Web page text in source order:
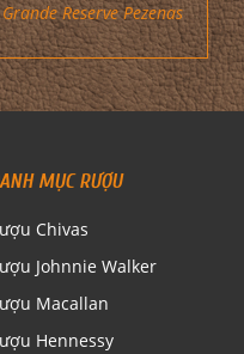
Reserve Pezenas
MỤC RƯỢU
Chivas
Johnnie Walker
Macallan
Hennessy